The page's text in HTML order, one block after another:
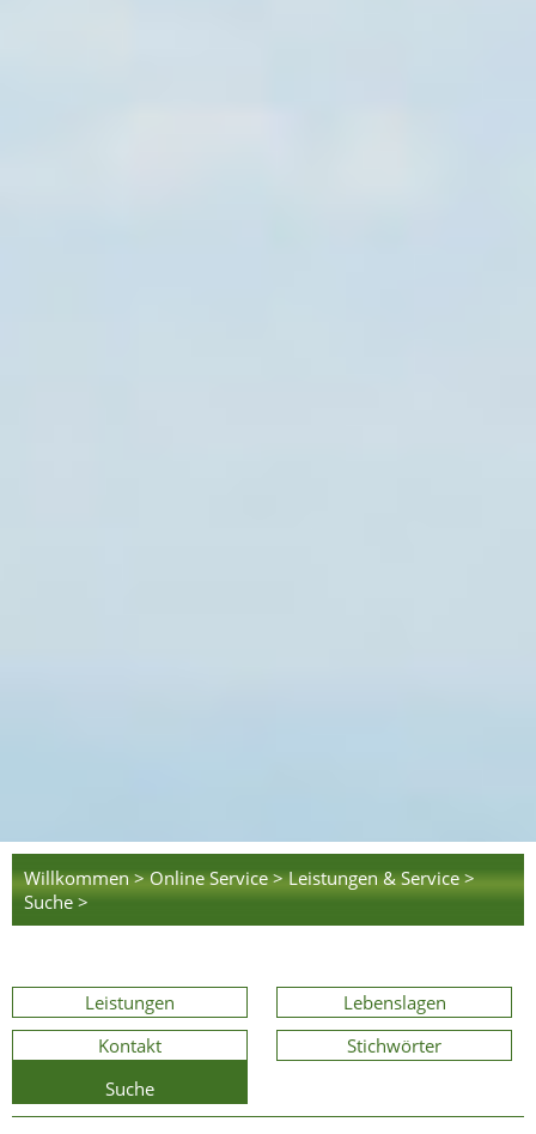
Willkommen > Online Service > Leistungen & Service >
Suche >
Leistungen
Lebenslagen
Kontakt
Stichwörter
Suche